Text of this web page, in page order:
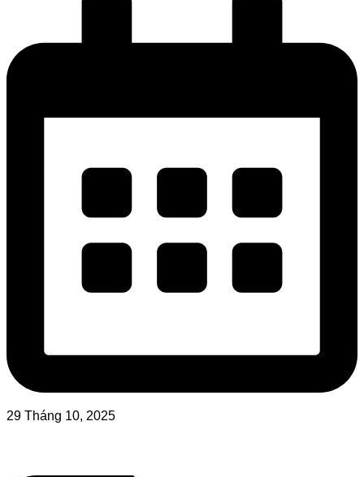
29 Tháng 10, 2025